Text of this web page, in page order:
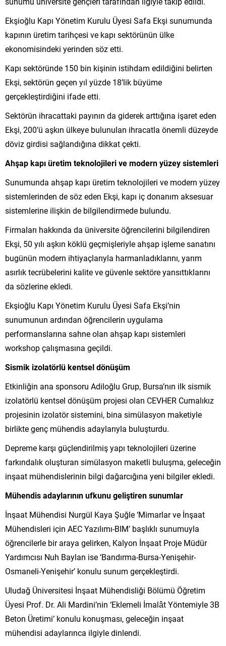
Ekşioğlu Kapı Yönetim Kurulu Üyesi Safa Ekşi sunumunda
kapının üretim tarihçesi ve kapı sektörünün ülke
ekonomisindeki yerinden söz etti.
Kapı sektöründe 150 bin kişinin istihdam edildiğini belirten
Ekşi, sektörün geçen yıl yüzde 18’lik büyüme
gerçekleştirdiğini ifade etti.
Sektörün ihracattaki payının da giderek arttığına işaret eden
Ekşi, 200’ü aşkın ülkeye bulunulan ihracatla önemli düzeyde
döviz girdisi sağlandığına dikkat çekti.
Ahşap kapı üretim teknolojileri ve modern yüzey sistemleri
Sunumunda ahşap kapı üretim teknolojileri ve modern yüzey
sistemlerinden de söz eden Ekşi, kapı iç donanım aksesuar
sistemlerine ilişkin de bilgilendirmede bulundu.
Firmaları hakkında da üniversite öğrencilerini bilgilendiren
Ekşi, 50 yılı aşkın köklü geçmişleriyle ahşap işleme sanatını
bugünün modern ihtiyaçlarıyla harmanladıklarını, yarım
asırlık tecrübelerini kalite ve güvenle sektöre yansıttıklarını
da sözlerine ekledi.
Ekşioğlu Kapı Yönetim Kurulu Üyesi Safa Ekşi’nin
sunumunun ardından öğrencilerin uygulama
performanslarına sahne olan ahşap kapı sistemleri
workshop çalışmasına geçildi.
Sismik izolatörlü kentsel dönüşüm
Etkinliğin ana sponsoru Adiloğlu Grup, Bursa’nın ilk sismik
izolatörlü kentsel dönüşüm projesi olan CEVHER Cumalıkız
projesinin izolatör sistemini, bina simülasyon maketiyle
birlikte genç mühendis adaylarıyla buluşturdu.
Depreme karşı güçlendirilmiş yapı teknolojileri üzerine
farkındalık oluşturan simülasyon maketli buluşma, geleceğin
inşaat mühendislerinin bilgi dağarcığına yeni bilgiler ekledi.
Mühendis adaylarının ufkunu geliştiren sunumlar
İnşaat Mühendisi Nurgül Kaya Şuğle ‘Mimarlar ve İnşaat
Mühendisleri için AEC Yazılımı-BIM’ başlıklı sunumuyla
öğrencilerle bir araya gelirken, Kalyon İnşaat Proje Müdür
Yardımcısı Nuh Baylan ise ‘Bandırma-Bursa-Yenişehir-
Osmaneli-Yenişehir’ konulu sunum gerçekleştirdi.
Uludağ Üniversitesi İnşaat Mühendisliği Bölümü Öğretim
Üyesi Prof. Dr. Ali Mardini’nin ‘Eklemeli İmalât Yöntemiyle 3B
Beton Üretimi’ konulu konuşması, geleceğin inşaat
mühendisi adaylarınca ilgiyle dinlendi.